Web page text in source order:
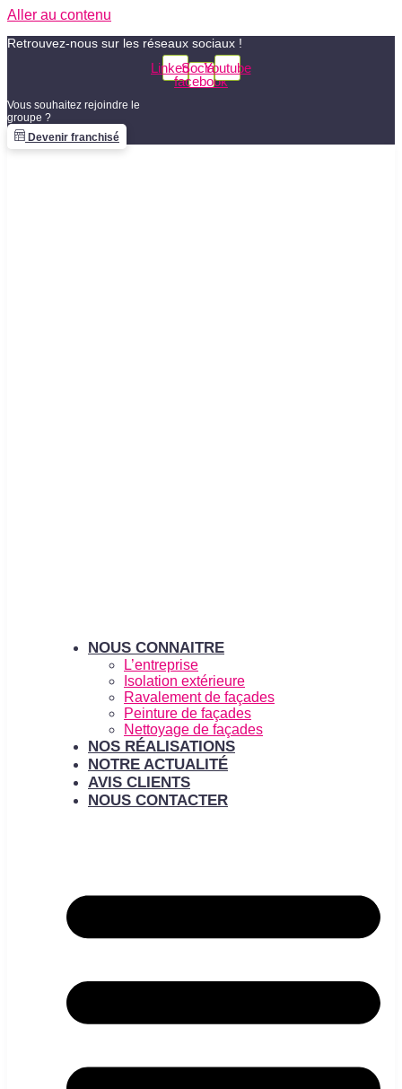
Aller au contenu
Retrouvez-nous sur les réseaux sociaux !
LinkedinSocial-
facebook
Youtube
Vous souhaitez rejoindre le
groupe ?
Devenir franchisé
NOUS CONNAITRE
L’entreprise
Isolation extérieure
Ravalement de façades
Peinture de façades
Nettoyage de façades
NOS RÉALISATIONS
NOTRE ACTUALITÉ
AVIS CLIENTS
NOUS CONTACTER